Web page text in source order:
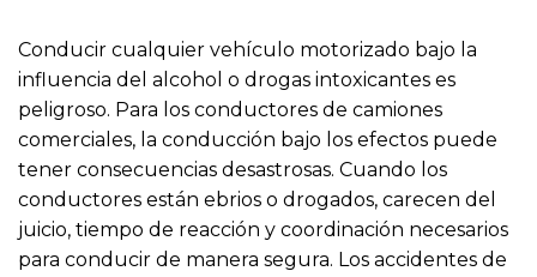
Conducir cualquier vehículo motorizado bajo la
influencia del alcohol o drogas intoxicantes es
peligroso. Para los conductores de camiones
comerciales, la conducción bajo los efectos puede
tener consecuencias desastrosas. Cuando los
conductores están ebrios o drogados, carecen del
juicio, tiempo de reacción y coordinación necesarios
para conducir de manera segura. Los accidentes de